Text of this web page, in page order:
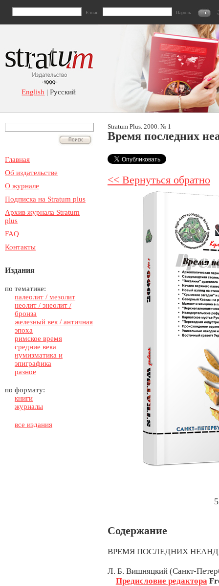
E-mail Пароль
English | Русский
Главная
Об издательстве
О журнале
Подписка на Stratum plus
Архив журнала Stratum
plus
FAQ
Контакты
Издания
по тематике:
палеолит / мезолит
неолит / энеолит /
бронза
железный век / античная
эпоха
римское время
средние века
нумизматика и
эпиграфика
разное
по формату:
книги
журналы
все издания
Stratum Plus. 2000. № 1
Время последних
<< Вернуться обратно
Содержание
ВРЕМЯ ПОСЛЕДНИХ
Л. Б. Вишняцкий (Санкт-
Предисловие редактора